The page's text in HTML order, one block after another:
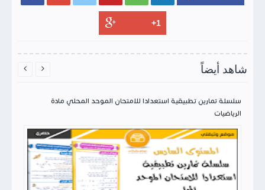
شاهد أيضاً
سلسلة تمارين تطبيقية استعدادا للامتحان الموحد المحلي مادة
الرياضيات
 